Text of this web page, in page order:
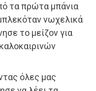
τα πρώτα μπάνια
νωχελικά
το μείζον για
όλες μας